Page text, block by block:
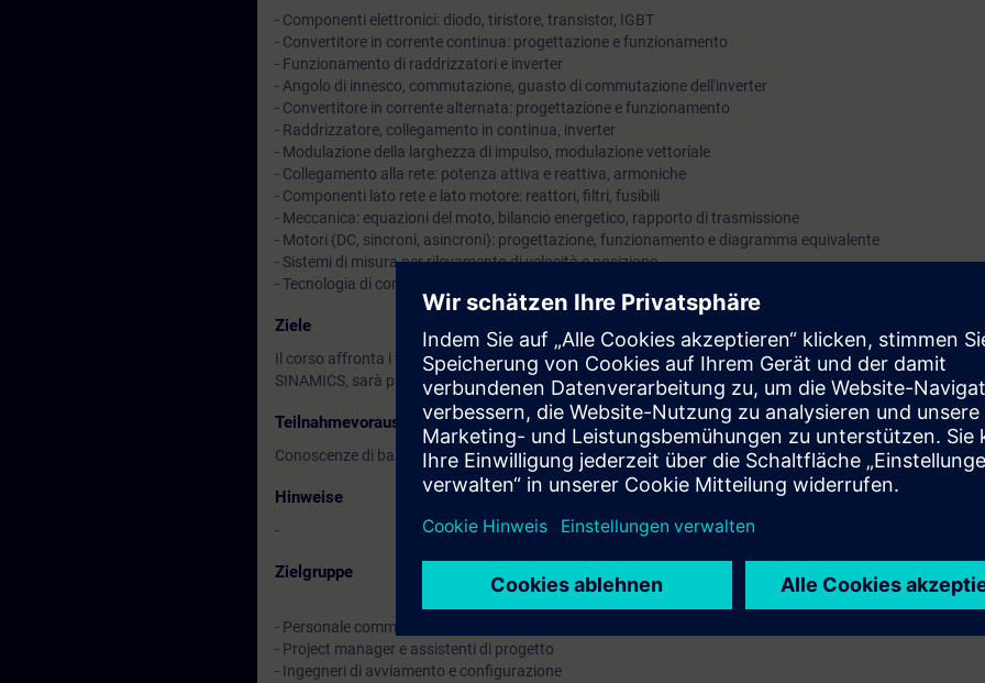
- Componenti elettronici: diodo, tiristore, transistor, IGBT
- Convertitore in corrente continua: progettazione e funzionamento
- Funzionamento di raddrizzatori e inverter
- Angolo di innesco, commutazione, guasto di commutazione dell'inverter
- Convertitore in corrente alternata: progettazione e funzionamento
- Raddrizzatore, collegamento in continua, inverter
- Modulazione della larghezza di impulso, modulazione vettoriale
- Collegamento alla rete: potenza attiva e reattiva, armoniche
- Componenti lato rete e lato motore: reattori, filtri, fusibili
- Meccanica: equazioni del moto, bilancio energetico, rapporto di trasmissione
- Motori (DC, sincroni, asincroni): progettazione, funzionamento e diagramma equivalente
- Sistemi di misura per rilevamento di velocità e posizione
- Tecnologia di controllo: regolatori, anelli di controllo, criteri di ottimizzazione
Ziele
Il corso affronta i temi in modo generale, indipendentemente dai prodotti specifici. In corsi successivi sui
SINAMICS, sarà più facile comprendere i dettagli e il loro contesto.
Teilnahmevoraussetzung
Conoscenze di base in ingegneria elettrica
Hinweise
-
Zielgruppe
- Personale commerciale
- Project manager e assistenti di progetto
- Ingegneri di avviamento e configurazione